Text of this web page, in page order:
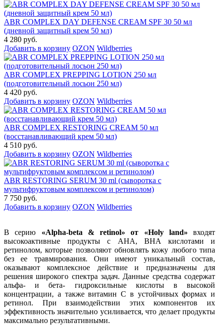
ABR COMPLEX DAY DEFENSE CREAM SPF 30 50 мл
(дневной защитный крем 50 мл)
4 280 руб.
Добавить в корзину OZON Wildberries
ABR COMPLEX PREPPING LOTION 250 мл
(подготовительный лосьон 250 мл)
4 420 руб.
Добавить в корзину OZON Wildberries
ABR COMPLEX RESTORING CREAM 50 мл
(восстанавливающий крем 50 мл)
4 510 руб.
Добавить в корзину OZON Wildberries
ABR RESTORING SERUM 30 ml (сыворотка с
мультифруктовым комплексом и ретинолом)
7 750 руб.
Добавить в корзину OZON Wildberries
В серию «Alpha-beta & retinol» от «Holy land» входят
высокоактивные продукты с AHA, BHA кислотами и
ретинолом, которые позволяют обновлять кожу любого типа
без ее травмирования. Они имеют уникальный состав,
оказывают комплексное действие и предназначены для
решения широкого спектра задач. Данные средства содержат
альфа- и бета- гидроксильные кислоты в высокой
концентрации, а также витамин С в устойчивых формах и
ретинол. При взаимодействии этих компонентов их
эффективность значительно усиливается, что делает продукты
максимально результативными.